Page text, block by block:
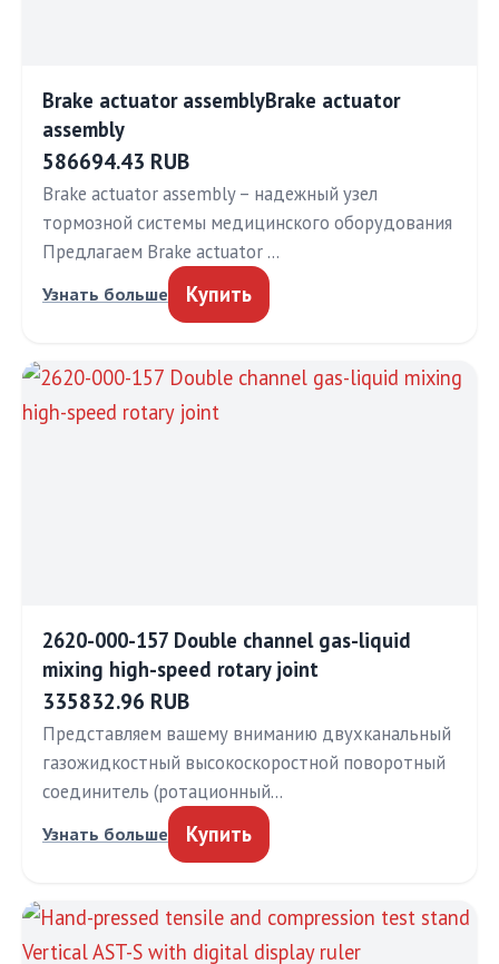
Brake actuator assemblyBrake actuator
assembly
586694.43 RUB
Brake actuator assembly – надежный узел
тормозной системы медицинского оборудования
Предлагаем Brake actuator …
Узнать больше Купить
2620-000-157 Double channel gas-liquid
mixing high-speed rotary joint
335832.96 RUB
Представляем вашему вниманию двухканальный
газожидкостный высокоскоростной поворотный
соединитель (ротационный…
Узнать больше Купить